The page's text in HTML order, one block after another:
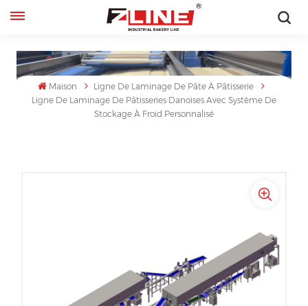
English
Maison
Ligne De Laminage De Pâte À Pâtisserie
Ligne De Laminage De Pâtisseries Danoises Avec Système De
Stockage À Froid Personnalisé